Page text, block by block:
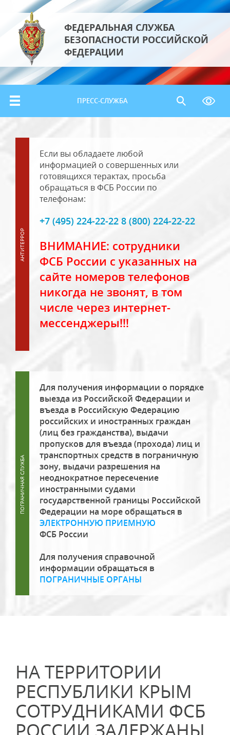
ФЕДЕРАЛЬНАЯ СЛУЖБА
БЕЗОПАСНОСТИ РОССИЙСКОЙ
ФЕДЕРАЦИИ
ПРЕСС-СЛУЖБА
Если вы обладаете любой
информацией о совершенных или
готовящихся терактах, просьба
обращаться в ФСБ России по
телефонам:
+7 (495) 224-22-22 8 (800) 224-22-22
ВНИМАНИЕ: сотрудники
ФСБ России с указанных на
сайте номеров телефонов
никогда не звонят, в том
числе через интернет-
мессенджеры!!!
Для получения информации о порядке
выезда из Российской Федерации и
въезда в Российскую Федерацию
российских и иностранных граждан
(лиц без гражданства), выдачи
пропусков для въезда (прохода) лиц и
транспортных средств в пограничную
зону, выдачи разрешения на
неоднократное пересечение
иностранными судами
государственной границы Российской
Федерации на море обращаться в
ЭЛЕКТРОННУЮ ПРИЕМНУЮ
ФСБ России
Для получения справочной
информации обращаться в
ПОГРАНИЧНЫЕ ОРГАНЫ
НА ТЕРРИТОРИИ
РЕСПУБЛИКИ КРЫМ
СОТРУДНИКАМИ ФСБ
РОССИИ ЗАДЕРЖАНЫ